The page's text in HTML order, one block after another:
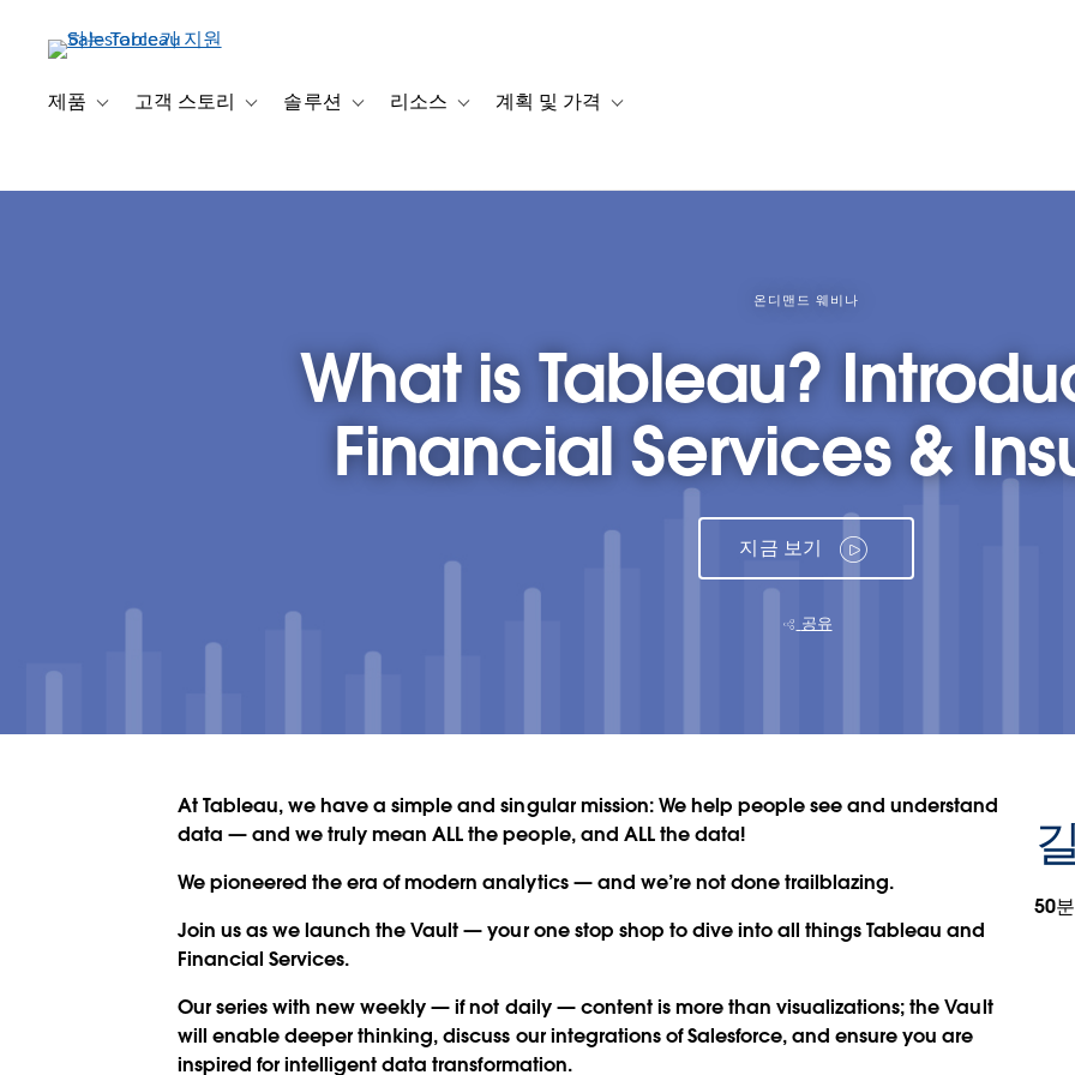
건
제품 Toggle sub-navigation for 제품
고객 스토리 Toggle sub-navigation for 고객 스토리
솔루션 Toggle sub-navigation for 솔루션
리소스 Toggle sub-navigation for 리소스
계획 및 가격 Toggle sub-navigation for 계획 및 가격
온디맨드 웨비나
What is Tableau?
Financial Services &
지금 보기
공유
At Tableau, we have a simple and singular mission: We help people see and understand
data — and we truly mean ALL the people, and ALL the data!
We pioneered the era of modern analytics — and we’re not done trailblazing.
Join us as we launch the Vault — your one stop shop to dive into all things Tableau and
Financial Services.
Our series with new weekly — if not daily — content is more than visualizations; the Vault
will enable deeper thinking, discuss our integrations of Salesforce, and ensure you are
inspired for intelligent data transformation.
50분